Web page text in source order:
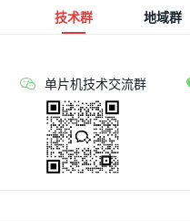
技术群 地域群
单片机技术交流群